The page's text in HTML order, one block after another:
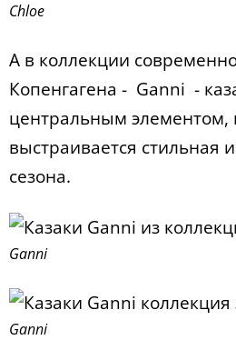
Chloe
А в коллекции
Копенгагена - Ganni -
центральным элементом,
выстраивается стильная
сезона.
Ganni
Ganni